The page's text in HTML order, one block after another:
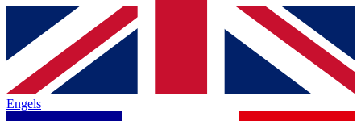
Engels